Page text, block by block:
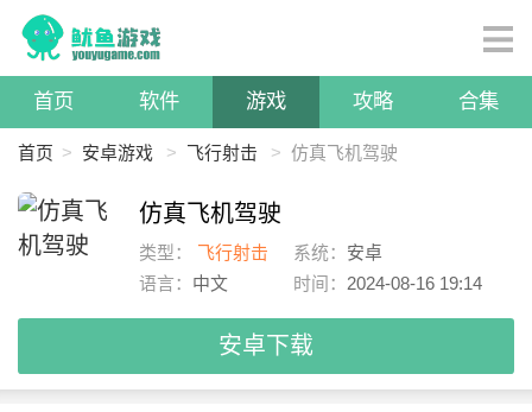
首页 软件 游戏 攻略 合集
首页 > 安卓游戏 > 飞行射击 > 仿真飞机驾驶
仿真飞机驾驶
类型： 飞行射击 系统： 安卓
语言： 中文 时间： 2024-08-16 19:14
安卓下载